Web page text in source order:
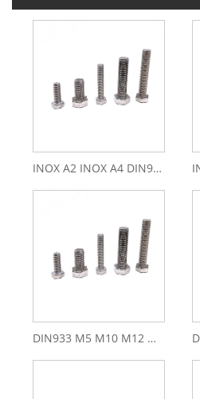
INOX A2 INOX A4 DIN933 M6 M8 Sechskantschraube aus Edelstahl
DIN933 M5 M10 M12 M8 A2-70 Sechskantschrauben aus Edelstahl